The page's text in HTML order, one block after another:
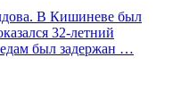
В Кишиневе был
32-летний
был задержан …